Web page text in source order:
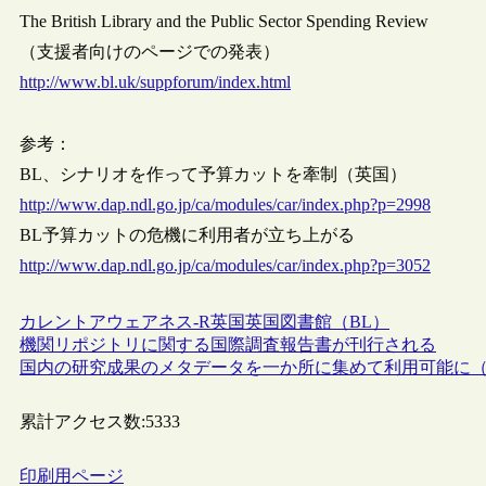
The British Library and the Public Sector Spending Review
（支援者向けのページでの発表）
http://www.bl.uk/suppforum/index.html
参考：
BL、シナリオを作って予算カットを牽制（英国）
http://www.dap.ndl.go.jp/ca/modules/car/index.php?p=2998
BL予算カットの危機に利用者が立ち上がる
http://www.dap.ndl.go.jp/ca/modules/car/index.php?p=3052
カレントアウェアネス-R英国英国図書館（BL）
機関リポジトリに関する国際調査報告書が刊行される
国内の研究成果のメタデータを一か所に集めて利用可能に
累計アクセス数:5333
印刷用ページ